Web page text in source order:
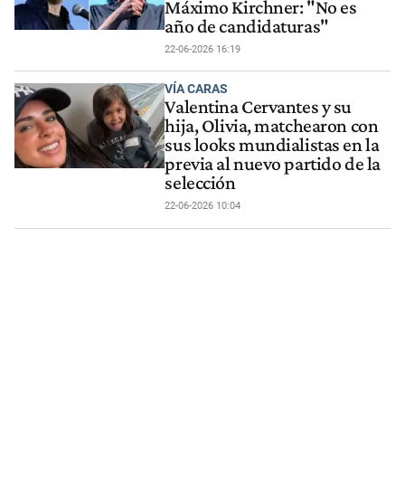
Máximo Kirchner: "No es
año de candidaturas"
22-06-2026 16:19
VÍA CARAS
Valentina Cervantes y su
hija, Olivia, matchearon con
sus looks mundialistas en la
previa al nuevo partido de la
selección
22-06-2026 10:04